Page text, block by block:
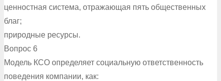
ценностная система, отражающая пять общественных
благ;
природные ресурсы.
Вопрос 6
Модель КСО определяет социальную ответственность
поведения компании, как: